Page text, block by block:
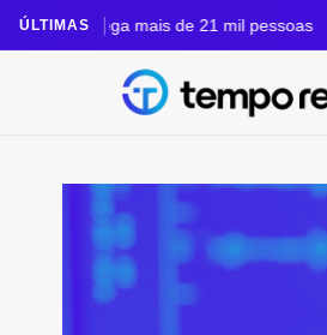
ÚLTIMAS
mais de 21 mil pessoas